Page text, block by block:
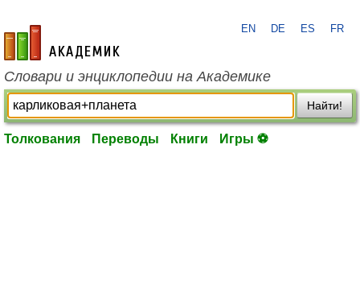
academic.ru
EN DE ES FR
Словари и энциклопедии на Академике
Найти!
Толкования Переводы Книги Игры ⚽